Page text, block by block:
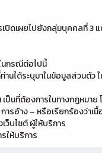
ปิดเผยไปยังกลุ่มบุคคลที่ 3 แ
นกรณีต่อไปนี้
นได้ระบุมาในข้อมูลส่วนตัว
นที่ต้องการในทางกฎหมาย
ารอ้าง – หรือเรียกร้องว่า
บไซต์ ผู้ให้บริการ
ให้บริการ